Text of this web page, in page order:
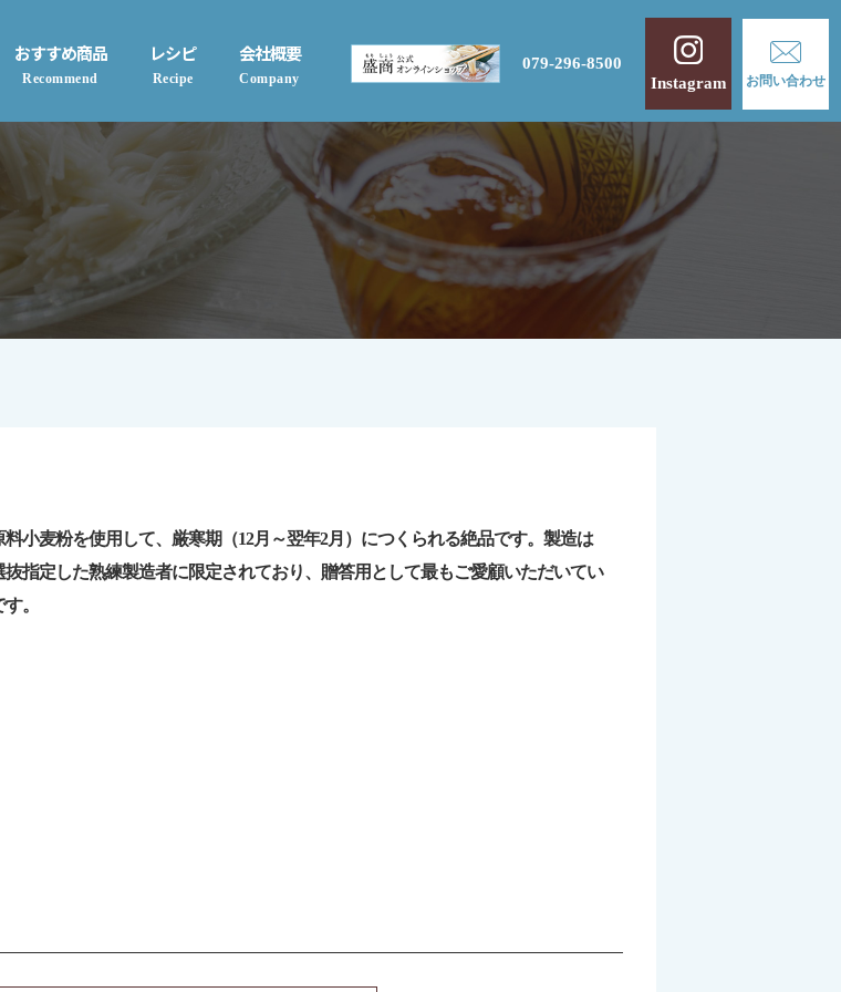
079-296-8500
Instagram
お問い合わせ
おすすめ商品
Recommend
レシピ
Recipe
会社概要
Company
料小麦粉を使用して、厳寒期（12月～翌年2月）につくられる絶品です。製造は
抜指定した熟練製造者に限定されており、贈答用として最もご愛顧いただいてい
。